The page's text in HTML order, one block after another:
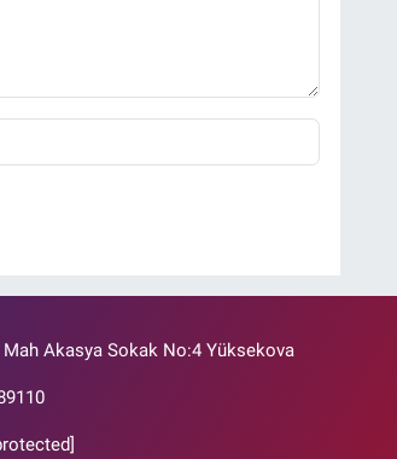
Mah Akasya Sokak No:4 Yüksekova